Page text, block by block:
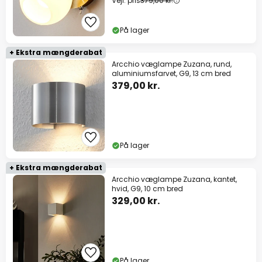
På lager
+ Ekstra mængderabat
Arcchio væglampe Zuzana, rund,
aluminiumsfarvet, G9, 13 cm bred
379,00 kr.
På lager
+ Ekstra mængderabat
Arcchio væglampe Zuzana, kantet,
hvid, G9, 10 cm bred
329,00 kr.